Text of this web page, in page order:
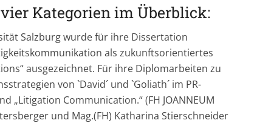
Kategorien im Überblick:
Salzburg wurde für ihre Dissertation
als zukunftsorientiertes
ausgezeichnet. Für ihre Diplomarbeiten zu
von `David´ und `Goliath´ im PR-
„Litigation Communication.“ (FH JOANNEUM
und Mag.(FH) Katharina Stierschneider